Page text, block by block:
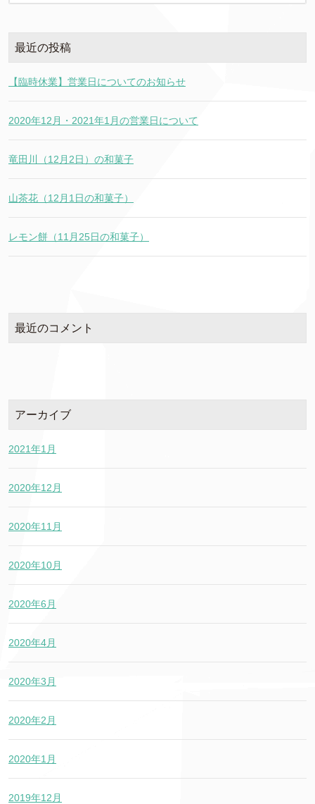
最近の投稿
【臨時休業】営業日についてのお知らせ
2020年12月・2021年1月の営業日について
竜田川（12月2日）の和菓子
山茶花（12月1日の和菓子）
レモン餅（11月25日の和菓子）
最近のコメント
アーカイブ
2021年1月
2020年12月
2020年11月
2020年10月
2020年6月
2020年4月
2020年3月
2020年2月
2020年1月
2019年12月